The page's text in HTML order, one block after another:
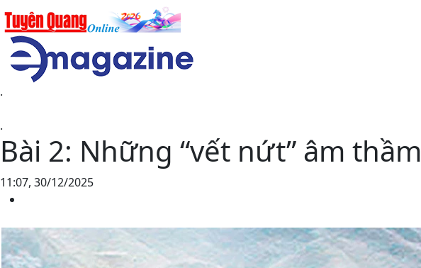
.
.
Bài 2: Những “vết nứt” âm thầm
11:07, 30/12/2025